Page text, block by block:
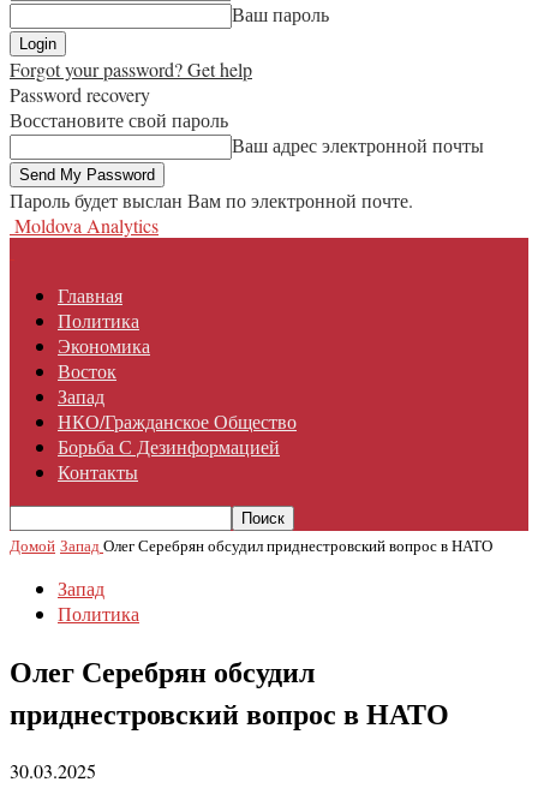
Ваш пароль
Forgot your password? Get help
Password recovery
Восстановите свой пароль
Ваш адрес электронной почты
Пароль будет выслан Вам по электронной почте.
Moldova Analytics
Главная
Политика
Экономика
Восток
Запад
НКО/гражданское Общество
Борьба С Дезинформацией
Контакты
Домой Запад Олег Серебрян обсудил приднестровский вопрос в НАТО
Запад
Политика
Олег Серебрян обсудил
приднестровский вопрос в НАТО
30.03.2025